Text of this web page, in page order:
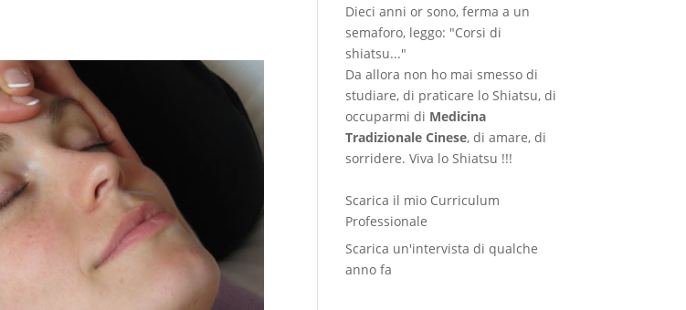
Dieci anni or sono, ferma a un
semaforo, leggo: "Corsi di
shiatsu..."
Da allora non ho mai smesso di
studiare, di praticare lo Shiatsu, di
occuparmi di Medicina
Tradizionale Cinese, di amare, di
sorridere. Viva lo Shiatsu !!!
Scarica il mio Curriculum
Professionale
Scarica un'intervista di qualche
anno fa